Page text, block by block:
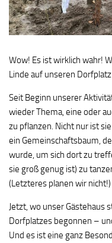
Wow! Es ist wirklich wahr!
Linde auf unseren
Seit Beginn unserer
wieder Thema, eine oder
zu pflanzen. Nicht nur ist
ein Gemeinschaftsbaum,
wurde, um sich dort zu
sie groß genug ist) zu
(Letzteres planen wir nicht!)
Jetzt, wo unser Gästehaus
Dorfplatzes begonnen –
Und es ist eine ganz